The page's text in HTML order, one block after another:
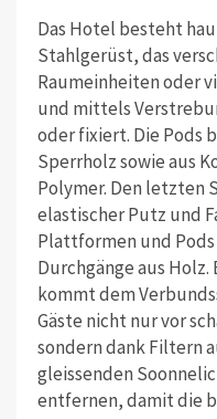
Das Hotel besteht
Stahlgerüst, das
Raumeinheiten oder
und mittels
oder fixiert. Die Pods
Sperrholz sowie aus
Polymer. Den letzten
elastischer Putz und
Plattformen und
Durchgänge aus
kommt dem
Gäste nicht nur vor
sondern dank Filtern
gleissenden
entfernen, damit die